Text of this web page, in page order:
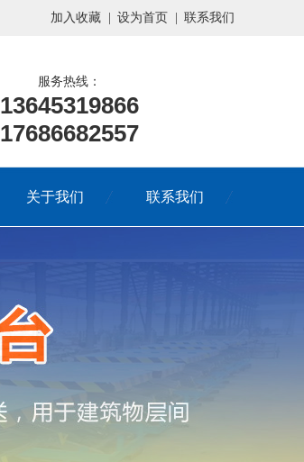
加入收藏 设为首页 联系我们
服务热线：
13645319866
17686682557
关于我们 联系我们